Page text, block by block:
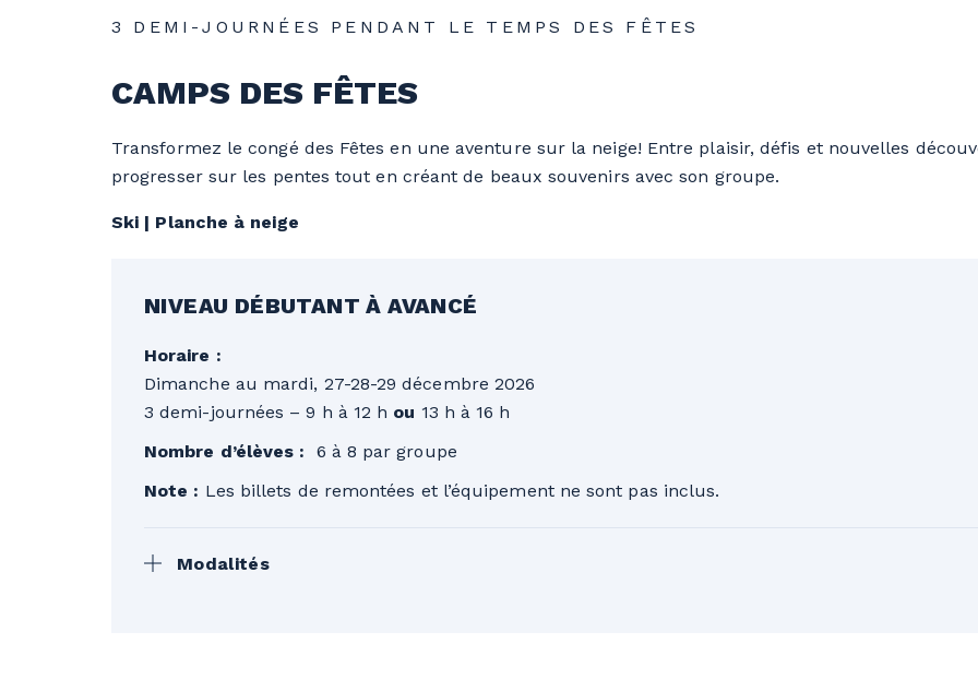
3 DEMI-JOURNÉES PENDANT LE TEMPS DES FÊTES
CAMPS DES FÊTES
Transformez le congé des Fêtes en une aventure sur la neige! Entre plaisir, défis et nouvelles
progresser sur les pentes tout en créant de beaux souvenirs avec son groupe.
Ski | Planche à neige
NIVEAU DÉBUTANT À AVANCÉ
Horaire :
Dimanche au mardi, 27-28-29 décembre 2026
3 demi-journées – 9 h à 12 h ou 13 h à 16 h
Nombre d’élèves : 6 à 8 par groupe
Note : Les billets de remontées et l’équipement ne sont pas inclus.
Modalités